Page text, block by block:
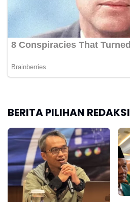
BERITA PILIHAN REDAKSI